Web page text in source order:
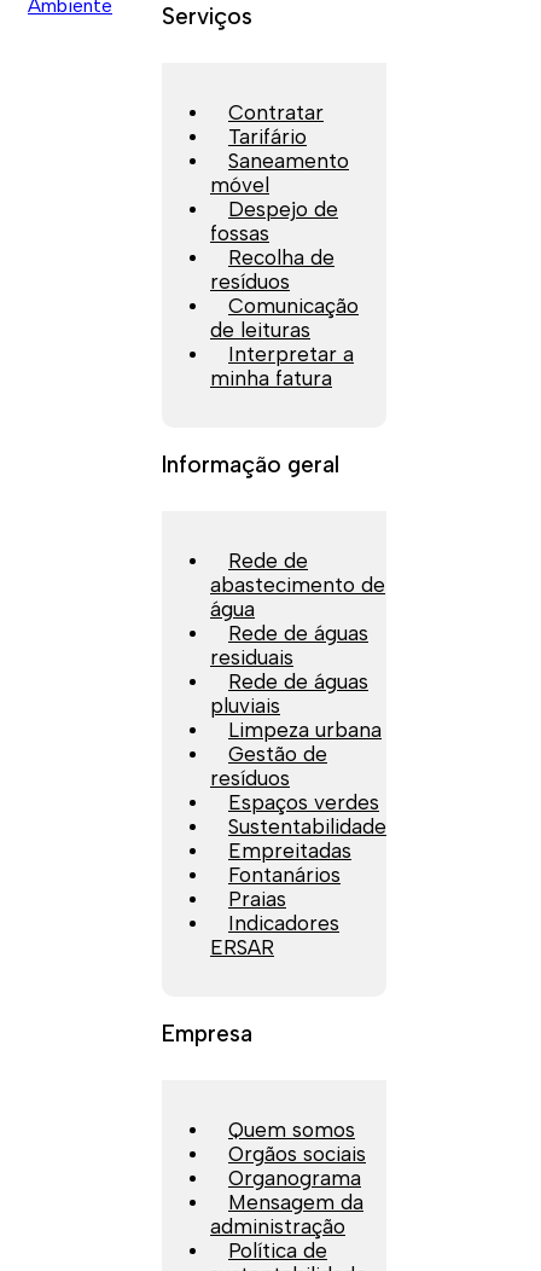
Serviços
Contratar
Tarifário
Saneamento
móvel
Despejo de
fossas
Recolha de
resíduos
Comunicação
de leituras
Interpretar a
minha fatura
Informação geral
Rede de
abastecimento de
água
Rede de águas
residuais
Rede de águas
pluviais
Limpeza urbana
Gestão de
resíduos
Espaços verdes
Sustentabilidade
Empreitadas
Fontanários
Praias
Indicadores
ERSAR
Empresa
Quem somos
Orgãos sociais
Organograma
Mensagem da
administração
Política de